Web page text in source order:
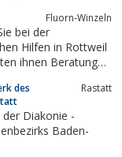
Fluorn-Winzeln
bei der
Hilfen in Rottweil
ihnen Beratung
des
Rastatt
Diakonie -
Baden-